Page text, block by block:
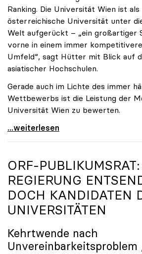
Ranking. Die Universität Wien ist
österreichische Universität unter
Welt aufgerückt – „ein großartiger
vorne in einem immer
Umfeld“, sagt Hütter mit Blick auf
asiatischer Hochschulen.
Gerade auch im Lichte des immer
Wettbewerbs ist die Leistung der
Universität Wien zu bewerten.
„Top-Rankingplätze heimischer
...weiterlesen
ORF-PUBLIKUMSRAT:
REGIERUNG
DOCH KANDIDATEN
UNIVERSITÄTEN
Kehrtwende nach
Unvereinbarkeitsproblem